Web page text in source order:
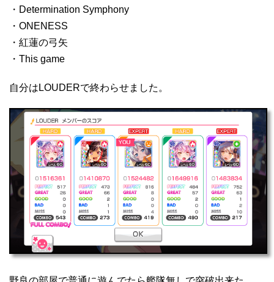
・Determination Symphony
・ONENESS
・紅蓮の弓矢
・This game
自分はLOUDERで終わらせました。